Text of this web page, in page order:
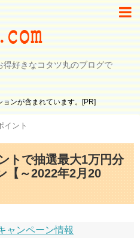
好きなコタツ丸のブログで
ンが含まれています。[PR]
イント
トで抽選最大1万円分
【～2022年2月20
ャンペーン情報